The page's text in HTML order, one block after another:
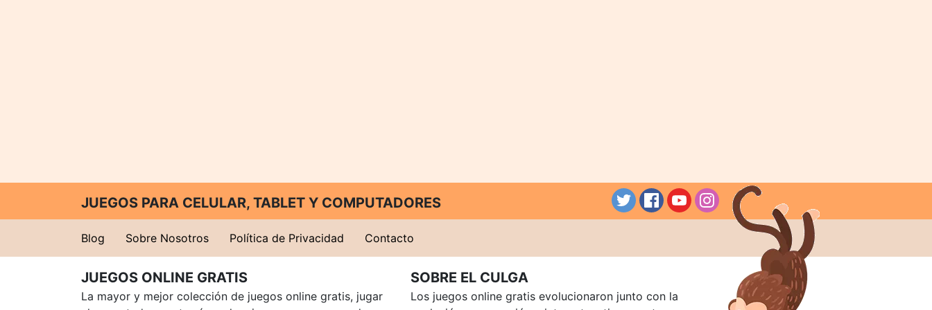
JUEGOS PARA CELULAR, TABLET Y COMPUTADORES
Blog Sobre Nosotros Política de Privacidad Contacto
JUEGOS ONLINE GRATIS
La mayor y mejor colección de juegos online gratis, jugar
SOBRE EL CULGA
Los juegos online gratis evolucionaron junto con la